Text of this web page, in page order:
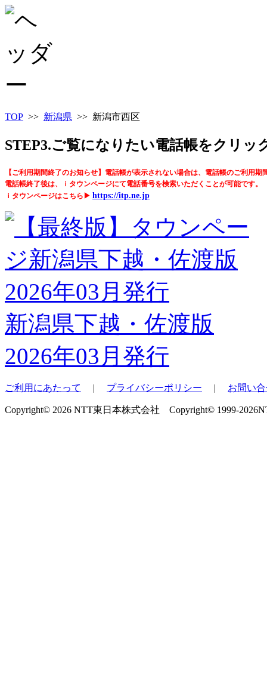
TOP >> 新潟県 >> 新潟市西区
STEP3.ご覧になりたい電話帳をクリッ
【ご利用期間終了のお知らせ】電話帳が表示されない場合は、電話帳のご利用期
電話帳終了後は、ｉタウンページにて電話番号を検索いただくことが可能です。
ｉタウンページはこちら▶ https://itp.ne.jp
新潟県下越・佐渡版
2026年03月発行
ご利用にあたって | プライバシーポリシー | お問い
Copyright© 2026 NTT東日本株式会社 Copyright© 1999-